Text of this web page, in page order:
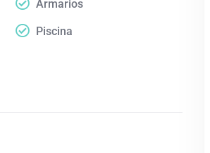
Armarios
Piscina